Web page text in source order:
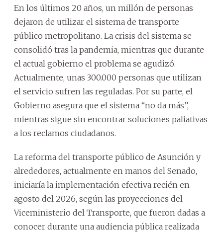
En los últimos 20 años, un millón de personas
dejaron de utilizar el sistema de transporte
público metropolitano. La crisis del sistema se
consolidó tras la pandemia, mientras que durante
el actual gobierno el problema se agudizó.
Actualmente, unas 300.000 personas que utilizan
el servicio sufren las reguladas. Por su parte, el
Gobierno asegura que el sistema “no da más”,
mientras sigue sin encontrar soluciones paliativas
a los reclamos ciudadanos.
La reforma del transporte público de Asunción y
alrededores, actualmente en manos del Senado,
iniciaría la implementación efectiva recién en
agosto del 2026, según las proyecciones del
Viceministerio del Transporte, que fueron dadas a
conocer durante una audiencia pública realizada